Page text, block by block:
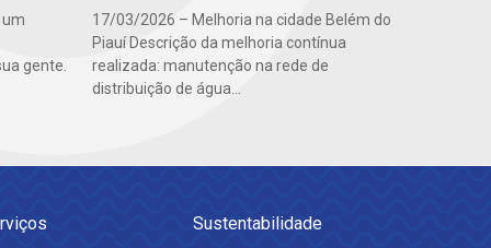
gente.
17/03/2026 – Melhoria na cidade Belém do
Piauí Descrição da melhoria contínua
realizada: manutenção na rede de
distribuição de água...
Sustentabilidade